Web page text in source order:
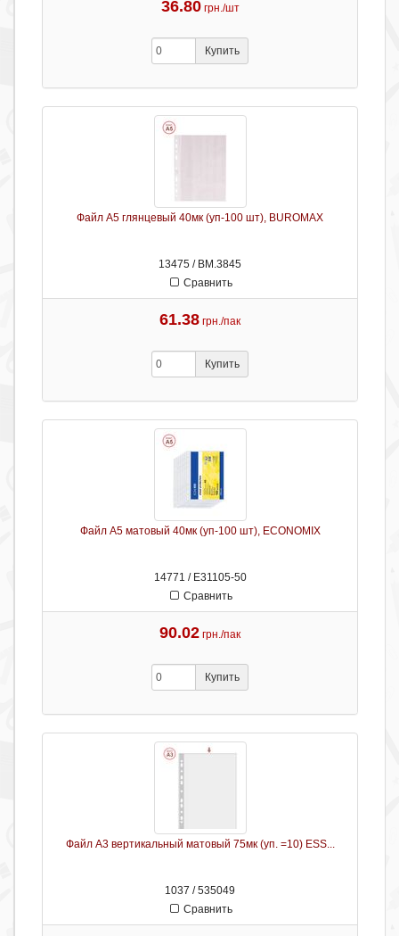
36.80 грн./шт
Купить
Файл А5 глянцевый 40мк (уп-100 шт), BUROMAX
13475 / ВМ.3845
Сравнить
61.38 грн./пак
Купить
Файл А5 матовый 40мк (уп-100 шт), ECONOMIX
14771 / Е31105-50
Сравнить
90.02 грн./пак
Купить
Файл А3 вертикальный матовый 75мк (уп. =10) ESS...
1037 / 535049
Сравнить